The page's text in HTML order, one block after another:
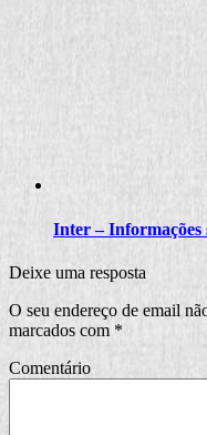
Inter – Informações
Deixe uma resposta
O seu endereço de email
marcados com *
Comentário